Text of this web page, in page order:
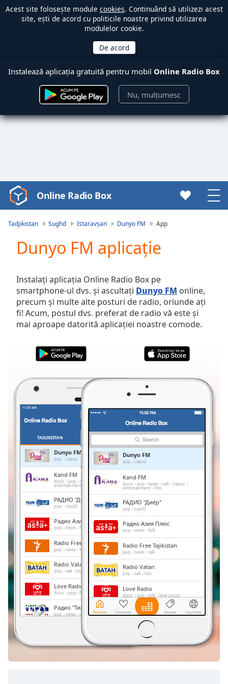
Acest site folosește module cookies. Continuând să utilizezi acest
site, ești de acord cu politicile noastre privind utilizarea
modulelor cookie.
Instalează aplicația gratuită pentru mobil Online Radio Box
Nu, mulțumesc
Video
Player
Video
Skip
Backward
Skip
Forward
Mute
Current
Duration-:-
0.00%
Stream
TypeLIVE
Seek to
LIVE
Remaining
Time-
Playback
Chapters
Chapters
Descriptions
descriptions
off,
Subtitles
subtitles
Online Radio Box
Tadjikistan Sughd Istaravșan Dunyo FM App
Dunyo FM aplicație
Instalați aplicația Online Radio Box pe
smartphone-ul dvs. și ascultați Dunyo FM online,
precum și multe alte posturi de radio, oriunde ați
fi! Acum, postul dvs. preferat de radio vă este și
mai aproape datorită aplicației noastre comode.
TADJIKISTAN
Dunyo FM
pop classic
Kand FM
disco pop news talk classic
entertainment
РАДИО "Диёр"
pop top40
Радио Азия Плюс
pop news folk
Radio Free Tajikistan
pop news talk
Radio Vatan
pop talk hits
Love Radio
disco pop folk love songs
Радио "Тироз"
pop news talk folk
Радио Садои Хучанд
news
Dunyo FM
pop classic
Kand FM
disco pop news talk classic
entertainment hits
РАДИО "Диёр"
pop top40
Радио Азия Плюс
pop news folk
Radio Free Tajikistan
pop news talk
Radio Vatan
pop talk hits
Love Radio
disco pop folk love songs
Радио "Тироз"
pop news talk folk
Радио Садои Хучанд
pop news